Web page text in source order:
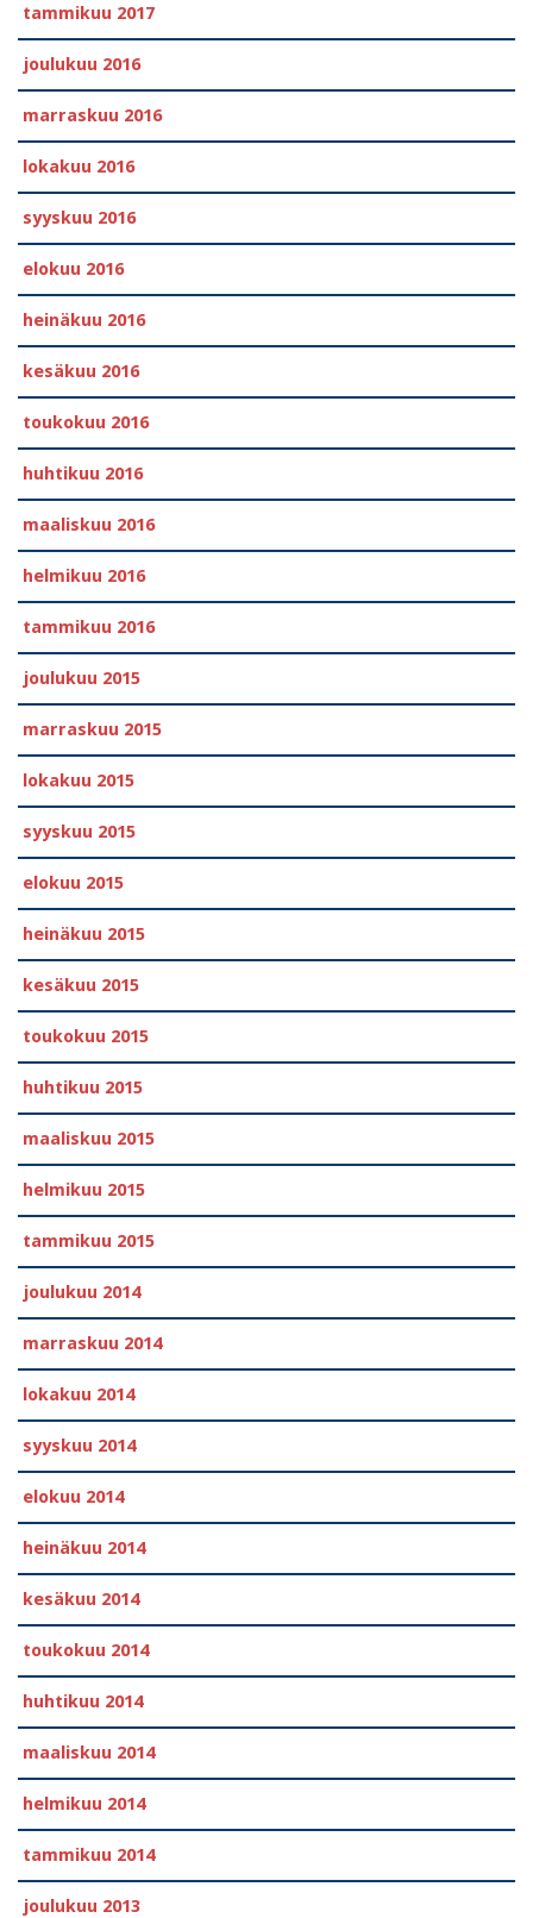
tammikuu 2017
joulukuu 2016
marraskuu 2016
lokakuu 2016
syyskuu 2016
elokuu 2016
heinäkuu 2016
kesäkuu 2016
toukokuu 2016
huhtikuu 2016
maaliskuu 2016
helmikuu 2016
tammikuu 2016
joulukuu 2015
marraskuu 2015
lokakuu 2015
syyskuu 2015
elokuu 2015
heinäkuu 2015
kesäkuu 2015
toukokuu 2015
huhtikuu 2015
maaliskuu 2015
helmikuu 2015
tammikuu 2015
joulukuu 2014
marraskuu 2014
lokakuu 2014
syyskuu 2014
elokuu 2014
heinäkuu 2014
kesäkuu 2014
toukokuu 2014
huhtikuu 2014
maaliskuu 2014
helmikuu 2014
tammikuu 2014
joulukuu 2013